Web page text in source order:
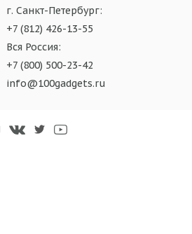
г. Санкт-Петербург:
+7 (812) 426-13-55
Вся Россия:
+7 (800) 500-23-42
info@100gadgets.ru